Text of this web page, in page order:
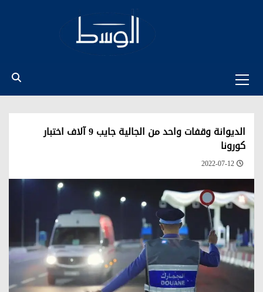
Menu
الديوانة وقفات واحد من الجالية جايب 9 آلاف اختبار
كورونا
2022-07-12